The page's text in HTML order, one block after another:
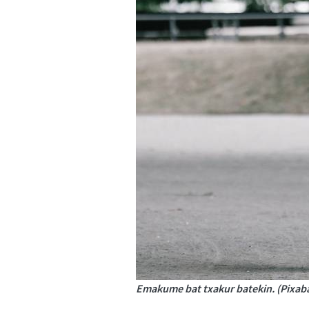
Emakume bat txakur batekin.